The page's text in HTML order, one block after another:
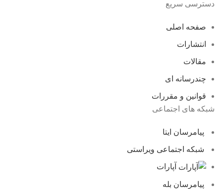
دسترسی سریع
صفحه اصلی
انتشارات
مقالات
چندرسانه ای
قوانین و مقررات
شبکه های اجتماعی
پیامرسان ایتا
شبکه اجتماعی ویراستی
آپارات
پیامرسان بله